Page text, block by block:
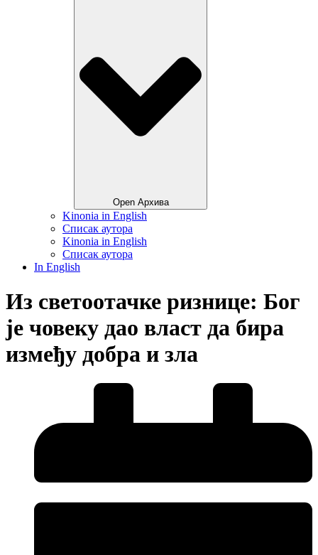
Open Архива
Kinonia in English
Списак аутора
Kinonia in English
Списак аутора
In English
Из светоотачке ризнице: Бог
је човеку дао власт да бира
између добра и зла